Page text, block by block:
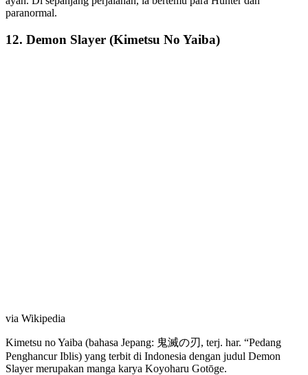
paranormal.
12. Demon Slayer (Kimetsu No Yaiba)
via Wikipedia
Kimetsu no Yaiba (bahasa Jepang: 鬼滅の刃, terj. har. “Pedang
Penghancur Iblis) yang terbit di Indonesia dengan judul Demon
Slayer merupakan manga karya Koyoharu Gotōge.